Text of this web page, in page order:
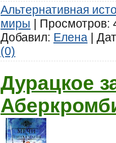
Альтернативная
миры | Просмотров:
Добавил: Елена |
(0)
Дурацкое